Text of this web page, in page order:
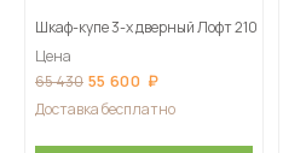
Шкаф-купе 3-х дверный Лофт 210
Цена
65 430 55 600
Доставка бесплатно